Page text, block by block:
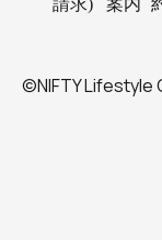
©NIFTY Lifestyle